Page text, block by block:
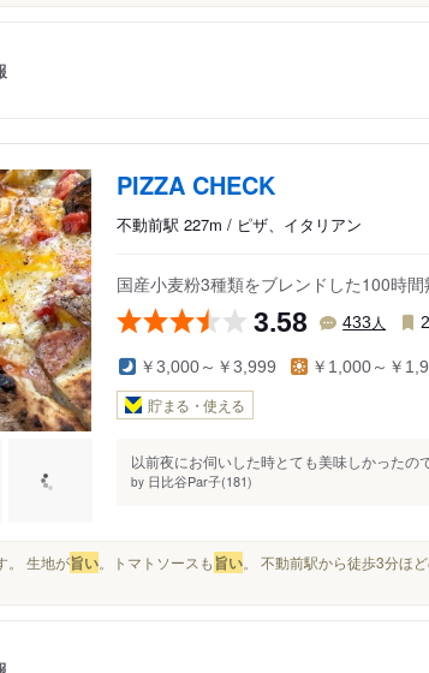
PIZZA CHECK
不動前駅 227m / ピザ、イタリアン
国産小麦粉3種類をブレンドした100時
3.58 433 人
￥3,000～￥3,999 ￥1,000～￥
貯まる・使える
以前夜にお伺いした時とても美味しかった
by 日比谷Par子(181)
。 生地が旨い。トマトソースも 旨い。 不動前駅から徒歩3分ほ